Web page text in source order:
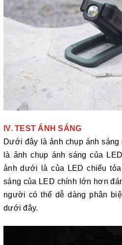
IV. TEST ÁNH SÁNG
Dưới đây là ảnh chụp ánh sáng
là ảnh chụp ánh sáng của
ảnh dưới là của LED chiếu
sáng của LED chính lớn hơn
người có thể dễ dàng phân
dưới đây.